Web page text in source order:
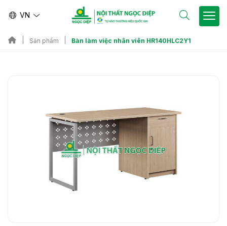
VN
Sản phẩm Bàn làm việc nhân viên HR140HLC2Y1